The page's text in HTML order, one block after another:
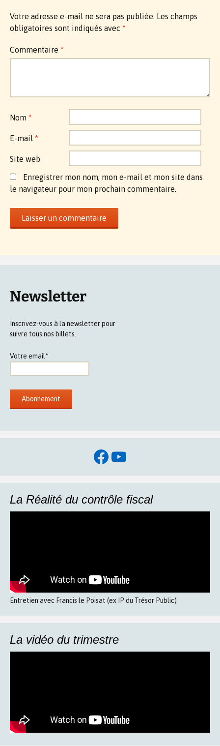
Votre adresse e-mail ne sera pas publiée. Les champs
obligatoires sont indiqués avec *
Commentaire *
Nom *
E-mail *
Site web
Enregistrer mon nom, mon e-mail et mon site dans
le navigateur pour mon prochain commentaire.
Newsletter
Inscrivez-vous à la newsletter pour
suivre tous nos billets.
Votre email*
Facebook
YouTube
La Réalité du contrôle fiscal
Entretien avec Francis le Poisat (ex IP du Trésor Public)
La vidéo du trimestre